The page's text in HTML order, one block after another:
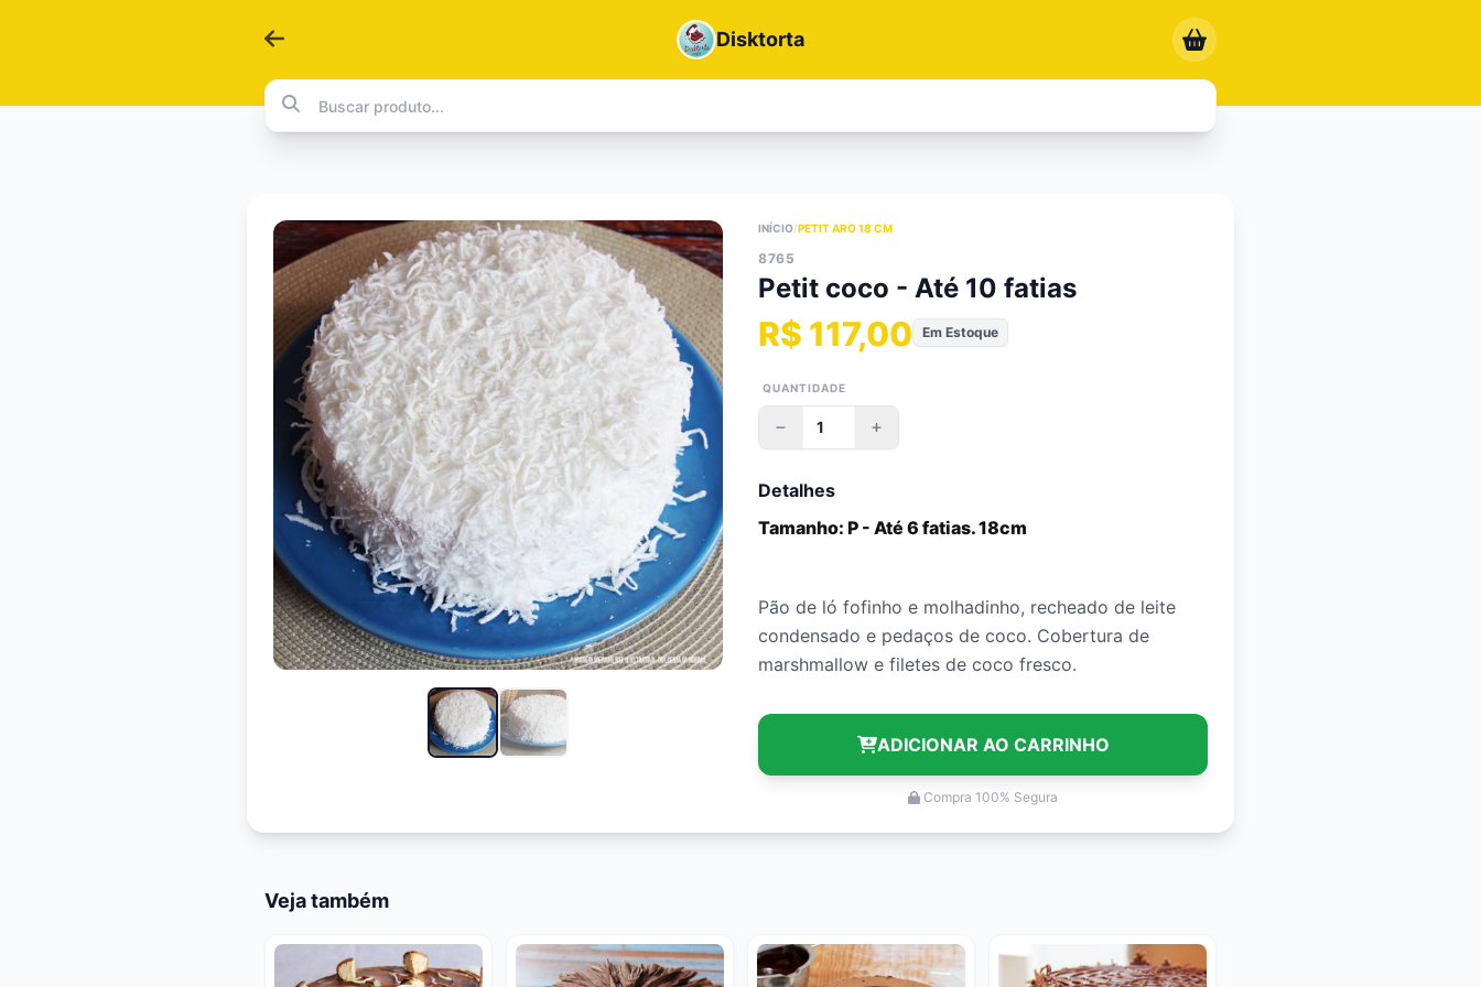
Disktorta
✨ Cenário IA
INÍCIO/PETIT ARO 18 CM
8765
Petit coco - Até 10 fatias
R$ 117,00 Em Estoque
QUANTIDADE
Detalhes
Tamanho: P - Até 6 fatias. 18cm
Pão de ló fofinho e molhadinho, recheado de leite
condensado e pedaços de coco. Cobertura de
marshmallow e filetes de coco fresco.
ADICIONAR AO CARRINHO
Compra 100% Segura
Veja também